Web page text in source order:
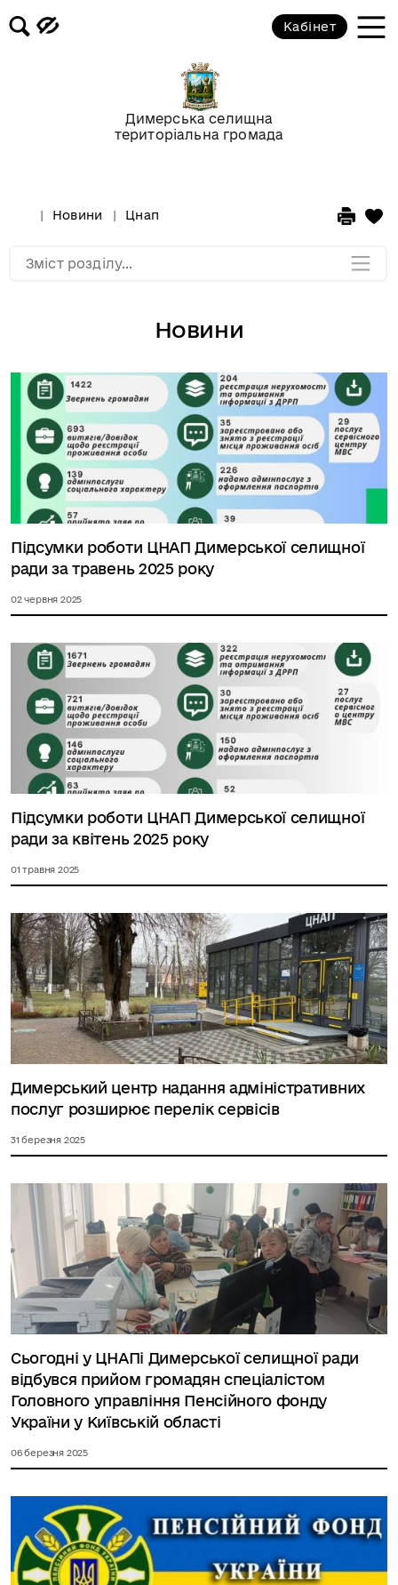
Димерська селищна
територіальна громада
Кабінет
Новини Цнап
Новини
Підсумки роботи ЦНАП Димерської селищної
ради за травень 2025 року
02 червня 2025
Підсумки роботи ЦНАП Димерської селищної
ради за квітень 2025 року
01 травня 2025
Димерський центр надання адміністративних
послуг розширює перелік сервісів
31 березня 2025
Сьогодні у ЦНАПі Димерської селищної ради
відбувся прийом громадян спеціалістом
Головного управління Пенсійного фонду
України у Київській області
06 березня 2025
Зміст розділу...